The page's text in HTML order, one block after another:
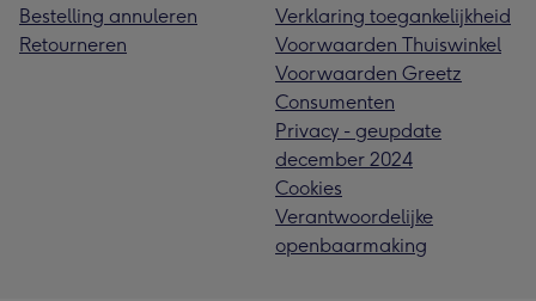
Bestelling annuleren
Retourneren
Verklaring toegankelijkheid
Voorwaarden Thuiswinkel
Voorwaarden Greetz
Consumenten
Privacy - geupdate
december 2024
Cookies
Verantwoordelijke
openbaarmaking